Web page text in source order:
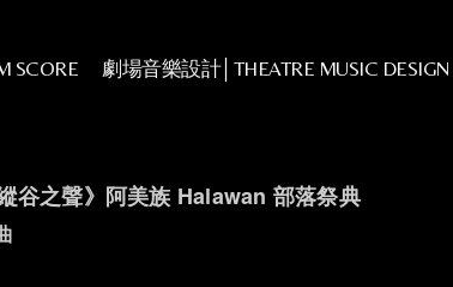
SCORE 劇場音樂設計│THEATRE MUSIC DESIGN
縱谷之聲》阿美族 Halawan 部落祭典